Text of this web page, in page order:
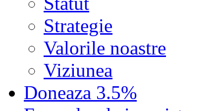
Strategie
Valorile noastre
Viziunea
Doneaza 3.5%